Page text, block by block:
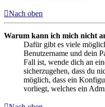
Nach oben
Warum kann ich mich nicht
Dafür gibt es viele
Benutzername und dein
Fall ist, wende dich an
sicherzugehen, dass du
möglich, dass ein
vorliegt, welches ein